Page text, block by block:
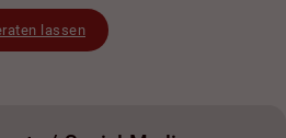
lassen